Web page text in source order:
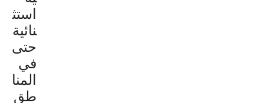
استث
نائية
حتى
في
المنا
طق